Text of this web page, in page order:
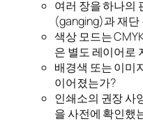
여러 장을 하나의
(ganging)과 재단
색상 모드는
은 별도 레이어로
배경색 또는 이미
이어졌는가?
인쇄소의 권장
을 사전에 확인했